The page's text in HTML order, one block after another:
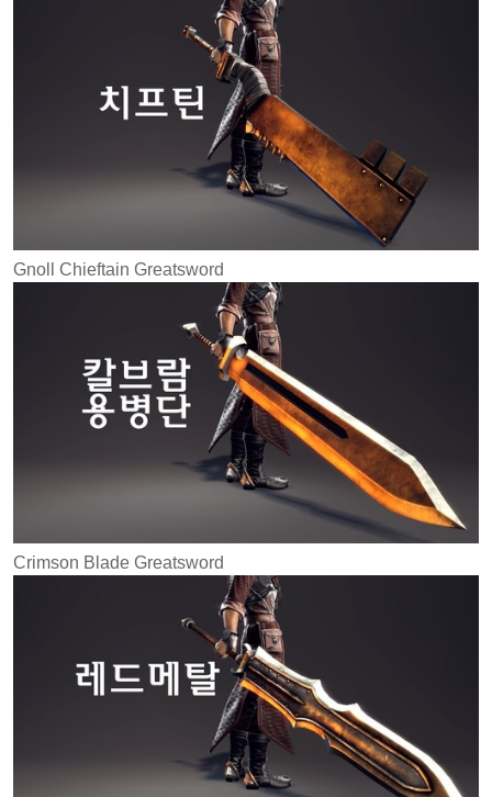
Gnoll Chieftain Greatsword
Crimson Blade Greatsword